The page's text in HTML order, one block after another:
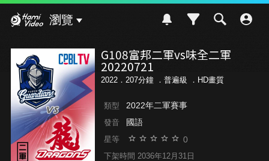
瀏覽
G108富邦二軍vs味全二軍
20220721
2022．207分鐘 ． 普遍級 ．HD畫質
類型 2022年二軍賽事
發音 國語
星等 0
下架時間 2036年12月31日